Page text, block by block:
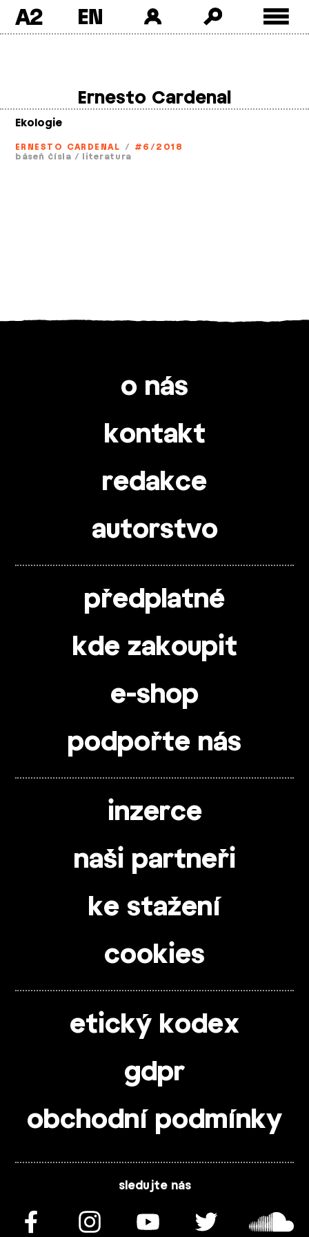
A2
Ernesto Cardenal
Ekologie
ERNESTO CARDENAL / #6/2018
báseň čísla / literatura
o nás
kontakt
redakce
autorstvo
předplatné
kde zakoupit
e-shop
podpořte nás
inzerce
naši partneři
ke stažení
cookies
etický kodex
gdpr
obchodní podmínky
sledujte nás